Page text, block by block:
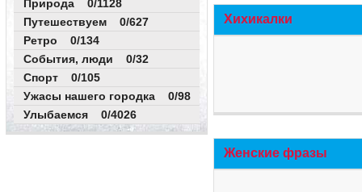
Природа 0/1128
Путешествуем 0/627
Ретро 0/134
События, люди 0/32
Спорт 0/105
Ужасы нашего городка 0/98
Улыбаемся 0/4026
Хихикалки
Женские фразы